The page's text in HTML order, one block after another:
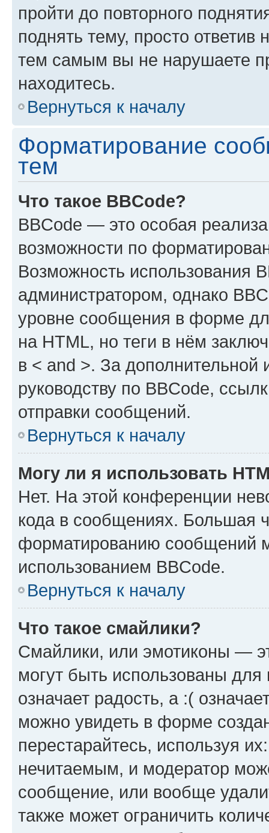
пройти до повторного
поднять тему, просто ответив
тем самым вы не нарушаете
находитесь.
Вернуться к началу
Форматирование
тем
Что такое BBCode?
BBCode — это особая
возможности по
Возможность использования
администратором, однако
уровне сообщения в форме
на HTML, но теги в нём
в < and >. За
руководству по BBCode,
отправки сообщений.
Вернуться к началу
Могу ли я использовать
Нет. На этой конференции
кода в сообщениях. Большая
форматированию сообщений
использованием BBCode.
Вернуться к началу
Что такое смайлики?
Смайлики, или эмотиконы —
могут быть использованы
означает радость, а :(
можно увидеть в форме
перестарайтесь, используя
нечитаемым, и модератор
сообщение, или вообще
также может ограничить